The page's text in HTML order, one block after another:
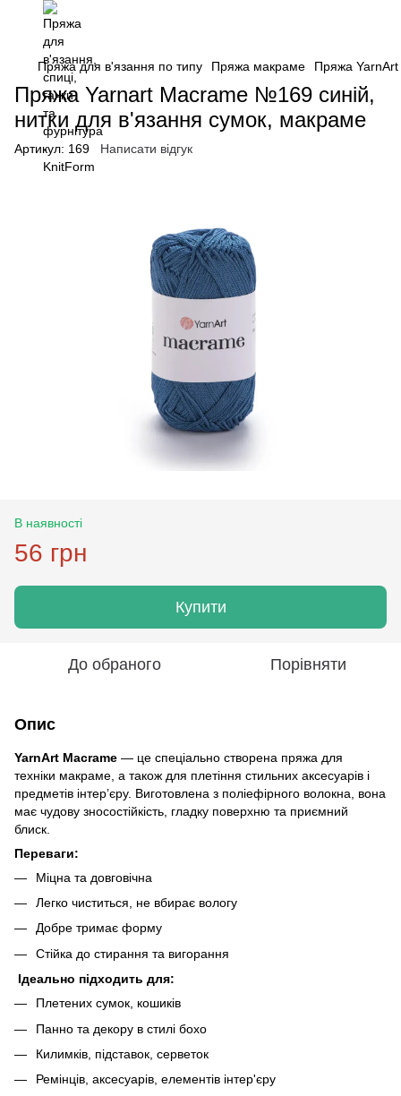
Пряжа для в'язання по типу Пряжа макраме Пряжа YarnArt
Пряжа Yarnart Macrame №169 синій,
нитки для в'язання сумок, макраме
Артикул: 169 Написати відгук
В наявності
56 грн
Купити
До обраного Порівняти
Опис
YarnArt Macrame — це спеціально створена пряжа для
техніки макраме, а також для плетіння стильних аксесуарів і
предметів інтер’єру. Виготовлена з поліефірного волокна, вона
має чудову зносостійкість, гладку поверхню та приємний
блиск.
Переваги:
Міцна та довговічна
Легко чиститься, не вбирає вологу
Добре тримає форму
Стійка до стирання та вигорання
Ідеально підходить для:
Плетених сумок, кошиків
Панно та декору в стилі бохо
Килимків, підставок, серветок
Ремінців, аксесуарів, елементів інтер'єру